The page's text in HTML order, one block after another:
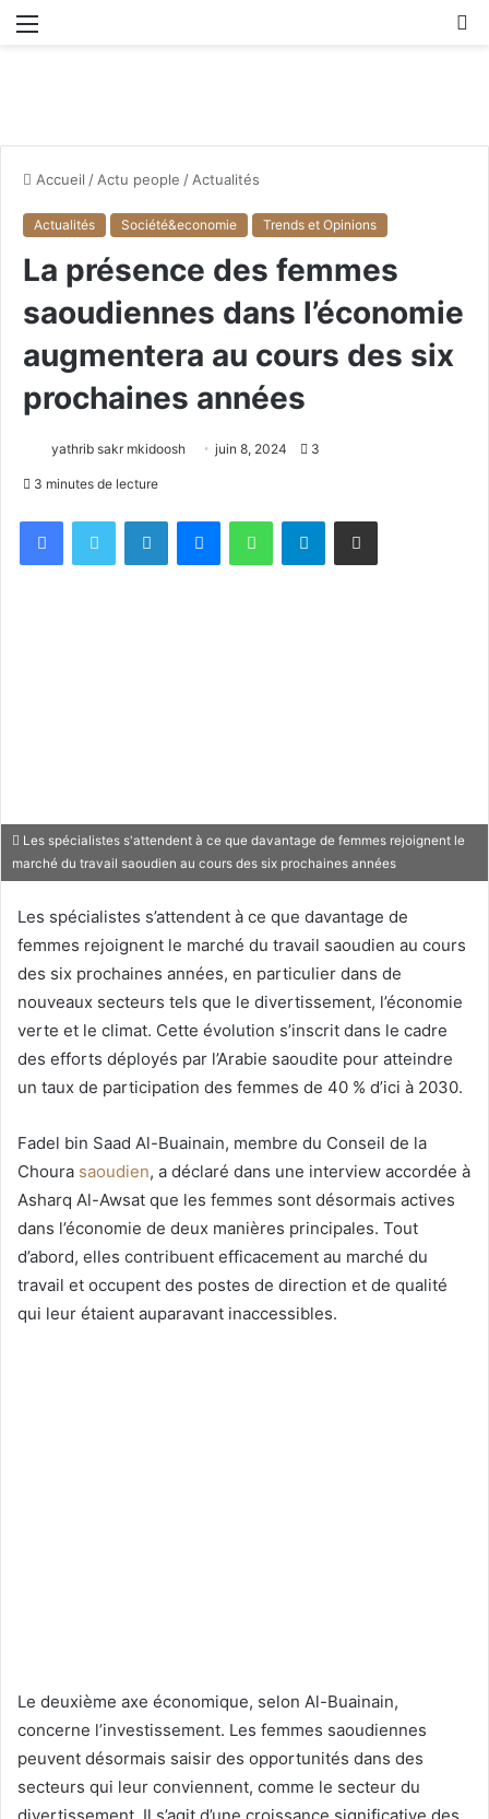
Accueil /Actu people /Actualités
Actualités Société&economie Trends et Opinions
La présence des femmes
saoudiennes dans l’économie
augmentera au cours des six
prochaines années
yathrib sakr mkidoosh juin 8, 2024 3
3 minutes de lecture
Telegram
Les spécialistes s'attendent à ce que davantage de femmes rejoignent le
marché du travail saoudien au cours des six prochaines années
Les spécialistes s’attendent à ce que davantage de
femmes rejoignent le marché du travail saoudien au cours
des six prochaines années, en particulier dans de
nouveaux secteurs tels que le divertissement, l’économie
verte et le climat. Cette évolution s’inscrit dans le cadre
des efforts déployés par l’Arabie saoudite pour atteindre
un taux de participation des femmes de 40 % d’ici à 2030.
Fadel bin Saad Al-Buainain, membre du Conseil de la
Choura saoudien, a déclaré dans une interview accordée à
Asharq Al-Awsat que les femmes sont désormais actives
dans l’économie de deux manières principales. Tout
d’abord, elles contribuent efficacement au marché du
travail et occupent des postes de direction et de qualité
qui leur étaient auparavant inaccessibles.
Le deuxième axe économique, selon Al-Buainain,
concerne l’investissement. Les femmes saoudiennes
peuvent désormais saisir des opportunités dans des
secteurs qui leur conviennent, comme le secteur du
divertissement. Il s’agit d’une croissance significative des